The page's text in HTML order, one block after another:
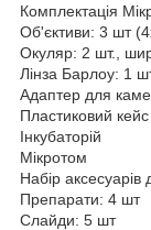
Комплектація
Об'єктиви: 3 шт
Окуляр: 2 шт.,
Лінза Барлоу: 1
Адаптер для
Пластиковий кейс
Інкубаторій
Мікротом
Набір
Препарати: 4 шт
Слайди: 5 шт